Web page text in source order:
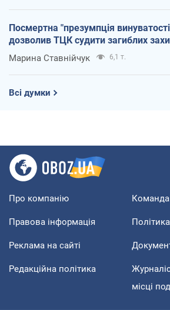
Посмертна "презумпція
дозволив ТЦК судити загиблих
Марина Ставнійчук 6,1 т.
Всі думки
Про компанію Команда
Правова інформація
Реклама на сайті
Редакційна політика
місці